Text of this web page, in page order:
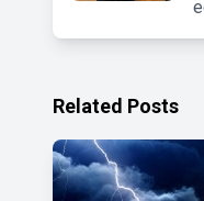
Related Posts